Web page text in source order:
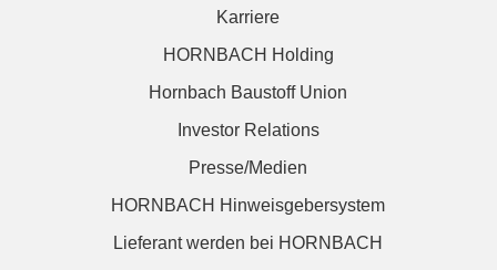
Karriere
HORNBACH Holding
Hornbach Baustoff Union
Investor Relations
Presse/Medien
HORNBACH Hinweisgebersystem
Lieferant werden bei HORNBACH